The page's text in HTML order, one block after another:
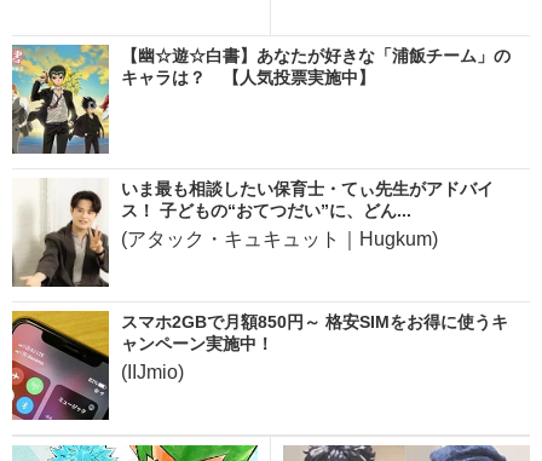
【幽☆遊☆白書】あなたが好きな「浦飯チーム」の
キャラは？ 【人気投票実施中】
いま最も相談したい保育士・てぃ先生がアドバイ
ス！ 子どもの“おてつだい”に、どん...
(アタック・キュキュット｜Hugkum)
スマホ2GBで月額850円～ 格安SIMをお得に使うキ
ャンペーン実施中！
(IIJmio)